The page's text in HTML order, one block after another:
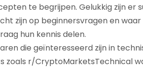
te begrijpen. Gelukkig zijn er
zijn op beginnersvragen en
hun kennis delen.
die geïnteresseerd zijn in
zoals r/CryptoMarketsTechnical